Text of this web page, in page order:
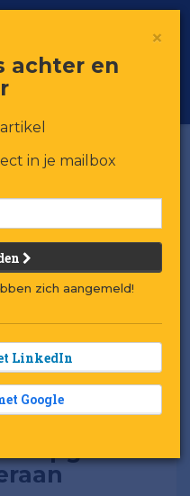
Toggle
×
achter en
in je mailbox
zich aangemeld!
LinkedIn
Google